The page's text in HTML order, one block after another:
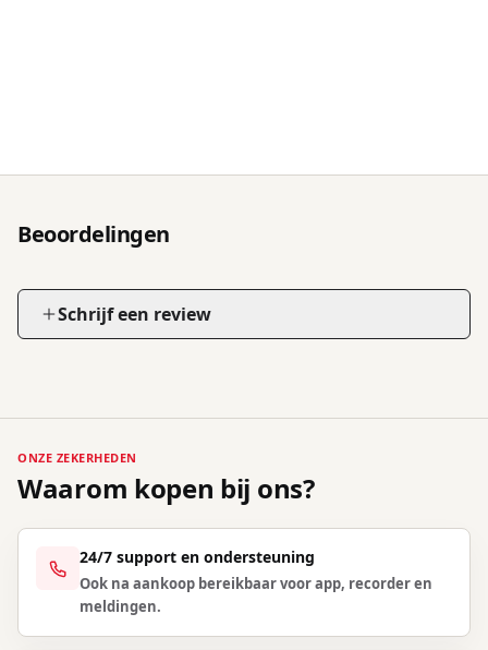
Beoordelingen
Schrijf een review
ONZE ZEKERHEDEN
Waarom kopen bij ons?
24/7 support en ondersteuning
Ook na aankoop bereikbaar voor app, recorder en
meldingen.